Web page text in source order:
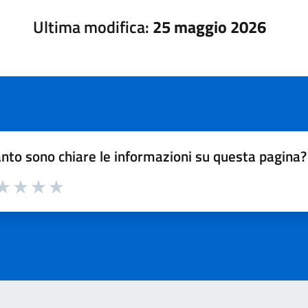
Ultima modifica:25 maggio 2026
sono chiare le informazioni su questa pagina?